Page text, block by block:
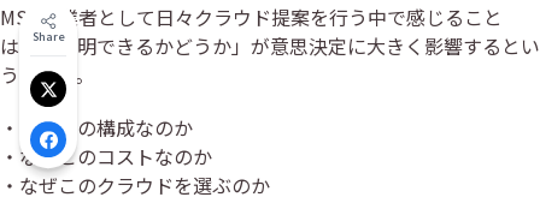
MSP事業者として日々クラウド提案を行う中で感じること
は、「説明できるかどうか」が意思決定に大きく影響するとい
う点です。
・なぜこの構成なのか
・なぜこのコストなのか
・なぜこのクラウドを選ぶのか
Share
Xでシェア
Facebookでシェア